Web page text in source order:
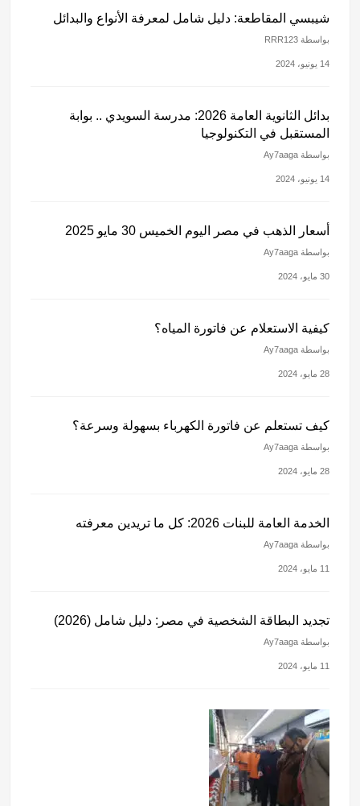
شيبسي المقاطعة: دليل شامل لمعرفة الأنواع والبدائل
بواسطة RRR123
14 يونيو، 2024
بدائل الثانوية العامة 2026: مدرسة السويدي .. بوابة
المستقبل في التكنولوجيا
بواسطة Ay7aaga
14 يونيو، 2024
أسعار الذهب في مصر اليوم الخميس 30 مايو 2025
بواسطة Ay7aaga
30 مايو، 2024
كيفية الاستعلام عن فاتورة المياه؟
بواسطة Ay7aaga
28 مايو، 2024
كيف تستعلم عن فاتورة الكهرباء بسهولة وسرعة؟
بواسطة Ay7aaga
28 مايو، 2024
الخدمة العامة للبنات 2026: كل ما تريدين معرفته
بواسطة Ay7aaga
11 مايو، 2024
تجديد البطاقة الشخصية في مصر: دليل شامل (2026)
بواسطة Ay7aaga
11 مايو، 2024